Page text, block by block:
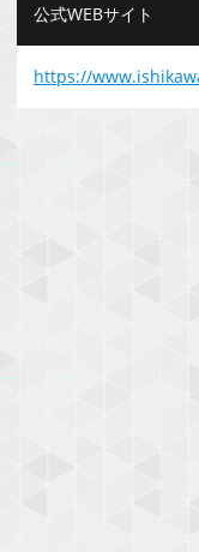
公式WEBサイト
https://